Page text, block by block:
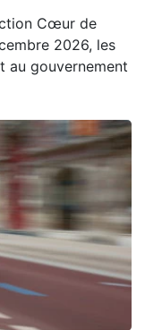
Cœur de
2026, les
au gouvernement